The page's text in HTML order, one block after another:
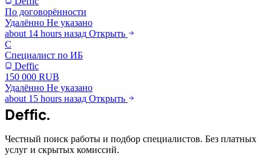
По договорённости
Удалённо Не указано
about 14 hours назад Открыть
С
Специалист по ИБ
Deffic
150 000 RUB
Удалённо Не указано
about 15 hours назад Открыть
Deffic.
Честный поиск работы и подбор специалистов. Без платных
услуг и скрытых комиссий.